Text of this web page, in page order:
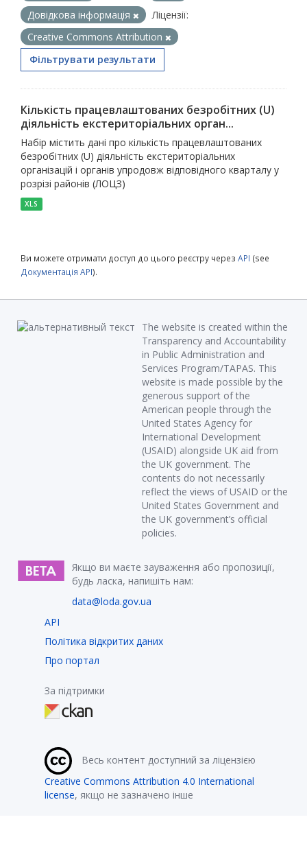
Довідкова інформація
Ліцензії:
Creative Commons Attribution
Фільтрувати результати
Кількість працевлаштованих безробітних (U)
діяльність екстериторіальних орган...
Набір містить дані про кількість працевлаштованих
безробітних (U) діяльність екстериторіальних
організацій і органів упродовж відповідного кварталу у
розрізі районів (ЛОЦЗ)
XLS
Ви можете отримати доступ до цього реєстру через API (see
Документація API).
The website is created within the
Transparency and Accountability
in Public Administration and
Services Program/TAPAS. This
website is made possible by the
generous support of the
American people through the
United States Agency for
International Development
(USAID) alongside UK aid from
the UK government. The
contents do not necessarily
reflect the views of USAID or the
United States Government and
the UK government’s official
policies.
Якщо ви маєте зауваження або пропозиції,
будь ласка, напишіть нам:
data@loda.gov.ua
API
Політика відкритих даних
Про портал
За підтримки
Весь контент доступний за ліцензією
Creative Commons Attribution 4.0 International
license, якщо не зазначено інше